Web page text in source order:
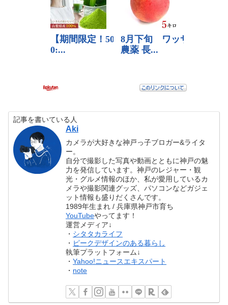
記事を書いている人
Aki
カメラが大好きな神戸っ子ブロガー&ライタ
ー。
自分で撮影した写真や動画とともに神戸の魅
力を発信しています。神戸のレジャー・観
光・グルメ情報のほか、私が愛用しているカ
メラや撮影関連グッズ、パソコンなどガジェ
ット情報も盛りだくさんです。
1989年生まれ / 兵庫県神戸市育ち
YouTubeやってます！
運営メディア↓
・ シタタカライフ
・ ピークデザインのある暮らし
執筆プラットフォーム↓
・Yahoo!ニュースエキスパート
・ note